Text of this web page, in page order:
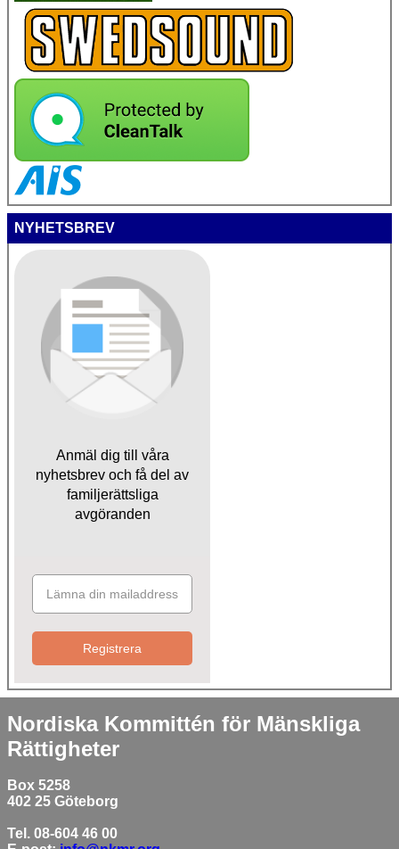
NYHETSBREV
Anmäl dig till våra
nyhetsbrev och få del av
familjerättsliga
avgöranden
Registrera
Nordiska Kommittén för Mänskliga
Rättigheter
Box 5258
402 25 Göteborg
Tel. 08-604 46 00